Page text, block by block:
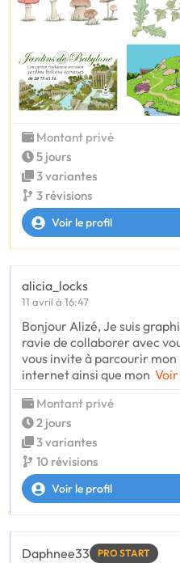
Montant privé
5 jours
3 variantes
3 révisions
Voir le profil
alicia_locks
11 avril à 16:47
Bonjour Alizé, Je suis
ravie de collaborer avec
vous invite à parcourir
internet ainsi que mon
Montant privé
2 jours
3 variantes
10 révisions
Voir le profil
Daphnee33 PRO START